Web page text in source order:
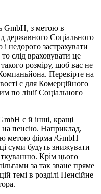
GmbH, з метою в
державного Соціального
недорого застрахувати
слід враховувати це
розміру, щоб вас не
Перевірте на
є для Комерційного
по лінії Соціального
є й інші, кращі
на пенсію. Наприклад,
метою фірма /GmbH
суми будуть знижувати
Крім цього
за так зване пряме
темі в розділі Пенсійне